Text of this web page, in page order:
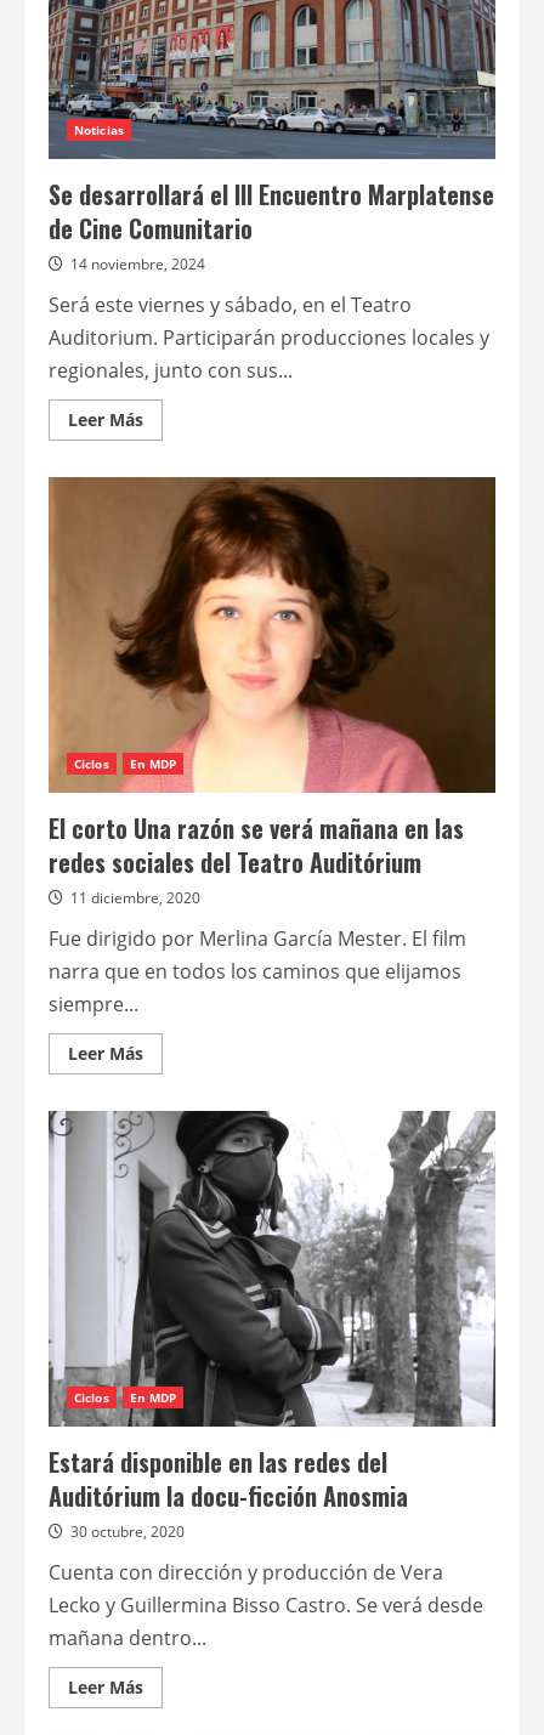
Noticias
Se desarrollará el III Encuentro Marplatense
de Cine Comunitario
14 noviembre, 2024
Será este viernes y sábado, en el Teatro
Auditorium. Participarán producciones locales y
regionales, junto con sus...
Leer MásLeer
más
desarrollará
Encuentro
Marplatense
de
Cine
Comunitario
Ciclos En MDP
El corto Una razón se verá mañana en las
redes sociales del Teatro Auditórium
11 diciembre, 2020
Fue dirigido por Merlina García Mester. El film
narra que en todos los caminos que elijamos
siempre...
Leer MásLeer
más
El
corto
Una
razón
se
verá
mañana
en
las
redes
sociales
del
Teatro
Auditórium
Ciclos En MDP
Estará disponible en las redes del
Auditórium la docu-ficción Anosmia
30 octubre, 2020
Cuenta con dirección y producción de Vera
Lecko y Guillermina Bisso Castro. Se verá desde
mañana dentro...
Leer MásLeer
más